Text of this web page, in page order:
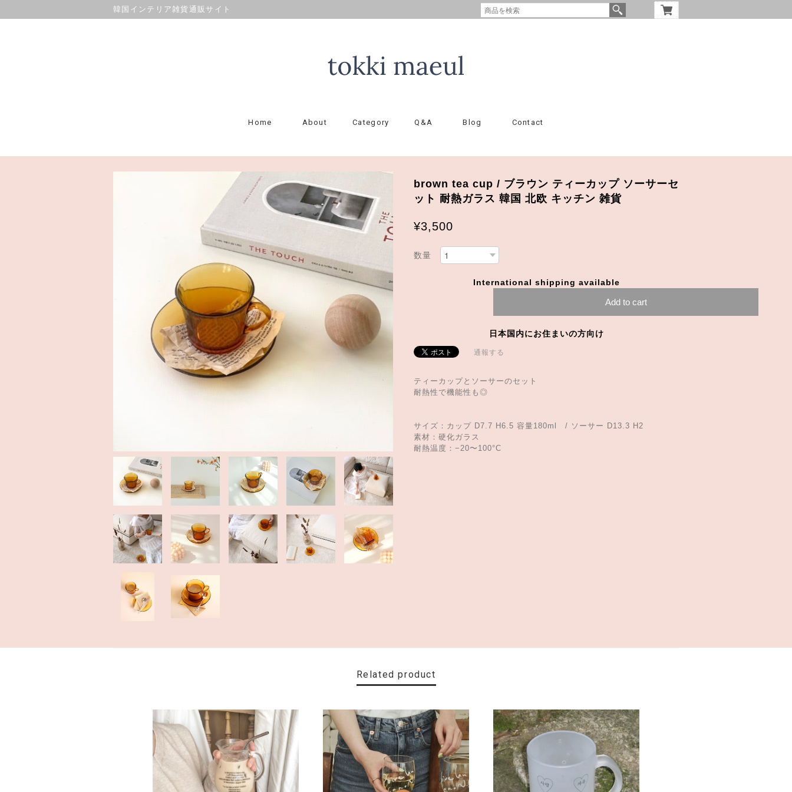
韓国インテリア雑貨通販サイト
Home About Category Q&A Blog Contact
brown tea cup / ブラウン ティーカップ ソーサーセ
ット 耐熱ガラス 韓国 北欧 キッチン 雑貨
¥3,500
数量
International shipping available
Add to cart
日本国内にお住まいの方向け
通報する
ティーカップとソーサーのセット
耐熱性で機能性も◎
サイズ：カップ D7.7 H6.5 容量180ml / ソーサー D13.3 H2
素材：硬化ガラス
耐熱温度：−20〜100°C
Related product